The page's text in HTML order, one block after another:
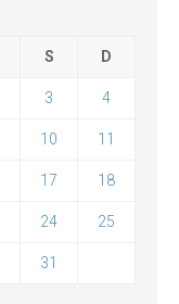
S D
3 4
10 11
17 18
24 25
31